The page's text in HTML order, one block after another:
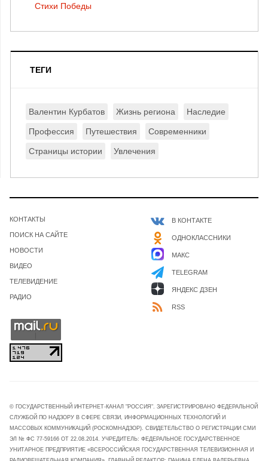
Стихи Победы
ТЕГИ
Валентин Курбатов Жизнь региона Наследие
Профессия Путешествия Современники
Страницы истории Увлечения
КОНТАКТЫ
ПОИСК НА САЙТЕ
НОВОСТИ
ВИДЕО
ТЕЛЕВИДЕНИЕ
РАДИО
В КОНТАКТЕ
ОДНОКЛАССНИКИ
МАКС
TELEGRAM
ЯНДЕКС ДЗЕН
RSS
© ГОСУДАРСТВЕННЫЙ ИНТЕРНЕТ-КАНАЛ "РОССИЯ". ЗАРЕГИСТРИРОВАНО ФЕДЕРАЛЬНОЙ
СЛУЖБОЙ ПО НАДЗОРУ В СФЕРЕ СВЯЗИ, ИНФОРМАЦИОННЫХ ТЕХНОЛОГИЙ И
МАССОВЫХ КОММУНИКАЦИЙ (РОСКОМНАДЗОР). СВИДЕТЕЛЬСТВО О РЕГИСТРАЦИИ СМИ
ЭЛ № ФС 77-59166 ОТ 22.08.2014. УЧРЕДИТЕЛЬ: ФЕДЕРАЛЬНОЕ ГОСУДАРСТВЕННОЕ
УНИТАРНОЕ ПРЕДПРИЯТИЕ «ВСЕРОССИЙСКАЯ ГОСУДАРСТВЕННАЯ ТЕЛЕВИЗИОННАЯ И